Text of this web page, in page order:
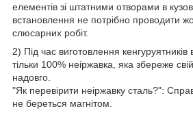
елементів зі штатними отворами в
встановлення не потрібно проводити
слюсарних робіт.
2) Під час виготовлення кенгуруятників
тільки 100% неіржавка, яка збереже
надовго.
"Як перевірити неіржавку сталь?":
не береться магнітом.